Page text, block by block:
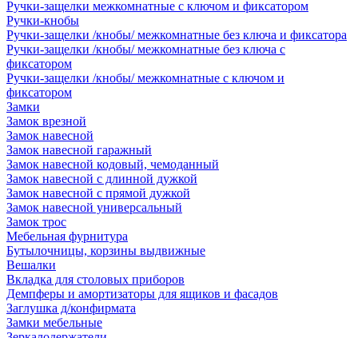
Ручки-защелки межкомнатные с ключом и фиксатором
Ручки-кнобы
Ручки-защелки /кнобы/ межкомнатные без ключа и фиксатора
Ручки-защелки /кнобы/ межкомнатные без ключа с
фиксатором
Ручки-защелки /кнобы/ межкомнатные с ключом и
фиксатором
Замки
Замок врезной
Замок навесной
Замок навесной гаражный
Замок навесной кодовый, чемоданный
Замок навесной с длинной дужкой
Замок навесной с прямой дужкой
Замок навесной универсальный
Замок трос
Мебельная фурнитура
Бутылочницы, корзины выдвижные
Вешалки
Вкладка для столовых приборов
Демпферы и амортизаторы для ящиков и фасадов
Заглушка д/конфирмата
Замки мебельные